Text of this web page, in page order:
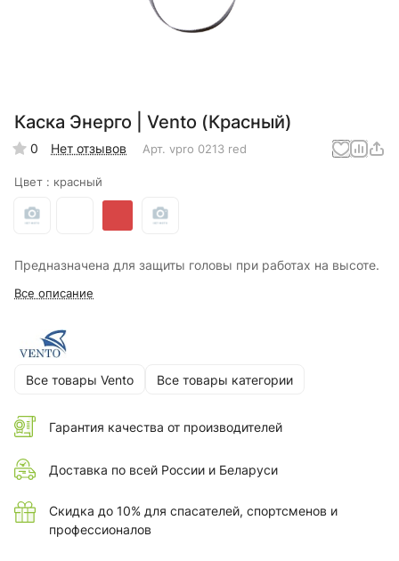
Каска Энерго | Vento (Красный)
0 Нет отзывов Арт. vpro 0213 red
Цвет : красный
Предназначена для защиты головы при работах на высоте.
Все описание
Все товары Vento Все товары категории
Гарантия качества от производителей
Доставка по всей России и Беларуси
Скидка до 10% для спасателей, спортсменов и
профессионалов